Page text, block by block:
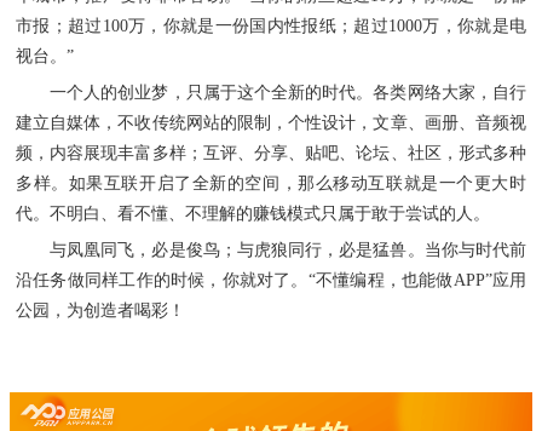
市报；超过100万，你就是一份国内性报纸；超过1000万，你就是电
视台。”
一个人的创业梦，只属于这个全新的时代。各类网络大家，自行
建立自媒体，不收传统网站的限制，个性设计，文章、画册、音频视
频，内容展现丰富多样；互评、分享、贴吧、论坛、社区，形式多种
多样。如果互联开启了全新的空间，那么移动互联就是一个更大时
代。不明白、看不懂、不理解的赚钱模式只属于敢于尝试的人。
与凤凰同飞，必是俊鸟；与虎狼同行，必是猛兽。当你与时代前
沿任务做同样工作的时候，你就对了。 “不懂编程，也能做APP”应用
公园，为创造者喝彩！